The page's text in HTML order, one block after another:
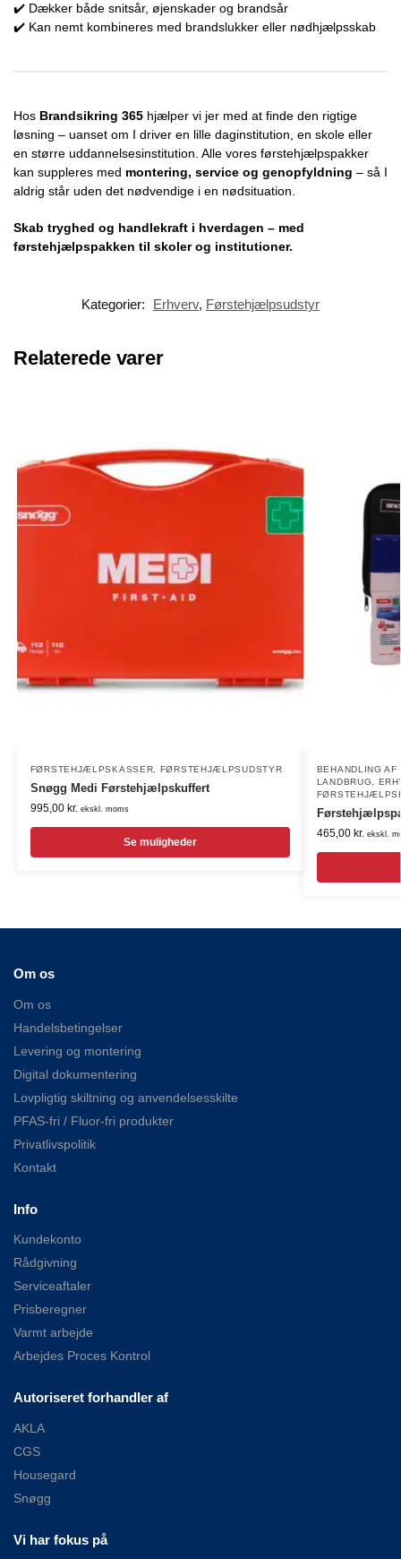
✔️ Dækker både snitsår, øjenskader og brandsår
✔️ Kan nemt kombineres med brandslukker eller nødhjælpsskab
Hos Brandsikring 365 hjælper vi jer med at finde den rigtige
løsning – uanset om I driver en lille daginstitution, en skole eller
en større uddannelsesinstitution. Alle vores førstehjælpspakker
kan suppleres med montering, service og genopfyldning – så I
aldrig står uden det nødvendige i en nødsituation.
Skab tryghed og handlekraft i hverdagen – med
førstehjælpspakken til skoler og institutioner.
Kategorier: Erhverv, Førstehjælpsudstyr
Relaterede varer
FØRSTEHJÆLPSKASSER FØRSTEHJÆLPSUDSTYR
Snøgg Medi Førstehjælpskuffert
995,00 kr. ekskl. moms
Se muligheder
BEHANDLING AF
LANDBRUG
465,00 kr. ekskl.
Om os
Om os
Handelsbetingelser
Levering og montering
Digital dokumentering
Lovpligtig skiltning og anvendelsesskilte
PFAS-fri / Fluor-fri produkter
Privatlivspolitik
Kontakt
Info
Kundekonto
Rådgivning
Serviceaftaler
Prisberegner
Varmt arbejde
Arbejdes Proces Kontrol
Autoriseret forhandler af
AKLA
CGS
Housegard
Snøgg
Vi har fokus på